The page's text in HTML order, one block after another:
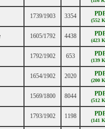
1739/1903 3354
(552
1605/1792 4438
(423
1792/1902 653
(139
1654/1902 2020
(200
1569/1800 8044
(512
1793/1902 1198
(141